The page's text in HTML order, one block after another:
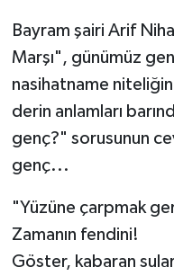
Bayram şairi Arif
Marşı", günümüz
nasihatname
derin anlamları
genç?" sorusunun
genç...
"Yüzüne çarpmak
Zamanın fendini!
Göster, kabaran